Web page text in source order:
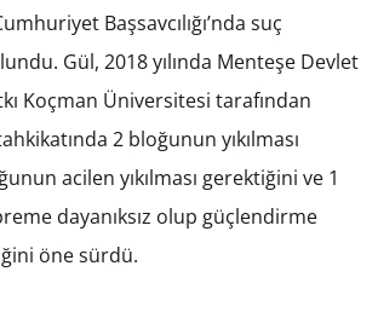
Başsavcılığı’nda suç
Gül, 2018 yılında Menteşe Devlet
Koçman Üniversitesi tarafından
2 bloğunun yıkılması
acilen yıkılması gerektiğini ve 1
dayanıksız olup güçlendirme
öne sürdü.